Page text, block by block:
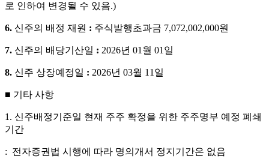
로 인하여 변경될 수 있음.)
6. 신주의 배정 재원 : 주식발행초과금 7,072,002,000원
7. 신주의 배당기산일 : 2026년 01 월 01 일
8. 신주 상장예정일 : 2026년 03월 11 일
■ 기타 사항
1. 신주배정기준일 현재 주주 확정을 위한 주주명부 예정 폐쇄
기간
: 전자증권법 시행에 따라 명의개서 정지기간은 없음